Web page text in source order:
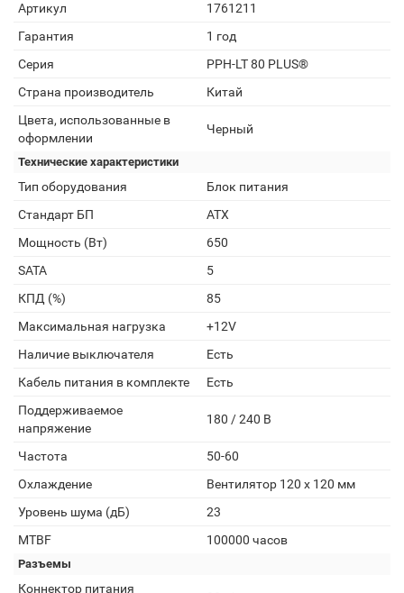
Артикул
1761211
Гарантия
1 год
Серия
PPH-LT 80 PLUS®
Страна производитель
Китай
Цвета, использованные в
оформлении
Черный
Технические характеристики
Тип оборудования
Блок питания
Стандарт БП
ATX
Мощность (Вт)
650
SATA
5
КПД (%)
85
Максимальная нагрузка
+12V
Наличие выключателя
Есть
Кабель питания в комплекте
Есть
Поддерживаемое
напряжение
180 / 240 В
Частота
50-60
Охлаждение
Вентилятор 120 x 120 мм
Уровень шума (дБ)
23
MTBF
100000 часов
Разъемы
Коннектор питания